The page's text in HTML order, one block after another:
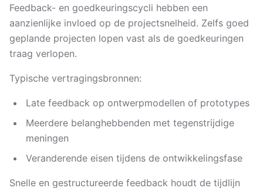
Feedback- en goedkeuringscycli hebben een
aanzienlijke invloed op de projectsnelheid. Zelfs goed
geplande projecten lopen vast als de goedkeuringen
traag verlopen.
Typische vertragingsbronnen:
Late feedback op ontwerpmodellen of prototypes
Meerdere belanghebbenden met tegenstrijdige
meningen
Veranderende eisen tijdens de ontwikkelingsfase
Snelle en gestructureerde feedback houdt de tijdlijn